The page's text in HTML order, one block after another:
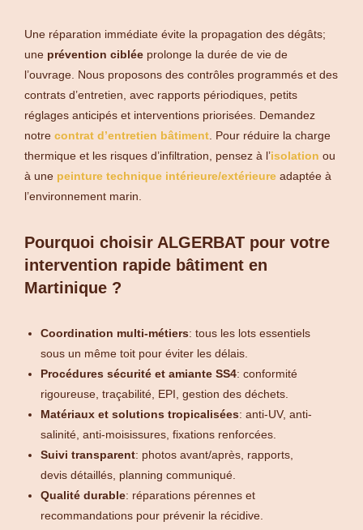
Une réparation immédiate évite la propagation des dégâts;
une prévention ciblée prolonge la durée de vie de
l’ouvrage. Nous proposons des contrôles programmés et des
contrats d’entretien, avec rapports périodiques, petits
réglages anticipés et interventions priorisées. Demandez
notre contrat d’entretien bâtiment . Pour réduire la charge
thermique et les risques d’infiltration, pensez à l’isolation ou
à une peinture technique intérieure/extérieure adaptée à
l’environnement marin.
Pourquoi choisir ALGERBAT pour votre
intervention rapide bâtiment en
Martinique ?
Coordination multi-métiers: tous les lots essentiels
sous un même toit pour éviter les délais.
Procédures sécurité et amiante SS4: conformité
rigoureuse, traçabilité, EPI, gestion des déchets.
Matériaux et solutions tropicalisées: anti-UV, anti-
salinité, anti-moisissures, fixations renforcées.
Suivi transparent: photos avant/après, rapports,
devis détaillés, planning communiqué.
Qualité durable: réparations pérennes et
recommandations pour prévenir la récidive.